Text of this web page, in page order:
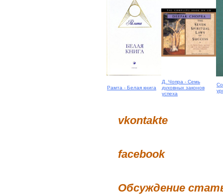
Рамта - Белая книга
Д. Чопра - Семь
духовных законов
успеха
vkontakte
facebook
Обсуждение